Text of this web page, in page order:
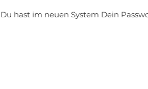
Du hast im neuen System Dein